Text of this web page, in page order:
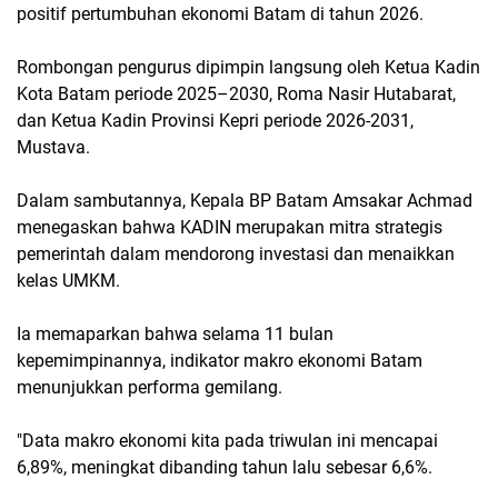
positif pertumbuhan ekonomi Batam di tahun 2026.
Rombongan pengurus dipimpin langsung oleh Ketua Kadin
Kota Batam periode 2025–2030, Roma Nasir Hutabarat,
dan Ketua Kadin Provinsi Kepri periode 2026-2031,
Mustava.
Dalam sambutannya, Kepala BP Batam Amsakar Achmad
menegaskan bahwa KADIN merupakan mitra strategis
pemerintah dalam mendorong investasi dan menaikkan
kelas UMKM.
Ia memaparkan bahwa selama 11 bulan
kepemimpinannya, indikator makro ekonomi Batam
menunjukkan performa gemilang.
"Data makro ekonomi kita pada triwulan ini mencapai
6,89%, meningkat dibanding tahun lalu sebesar 6,6%.